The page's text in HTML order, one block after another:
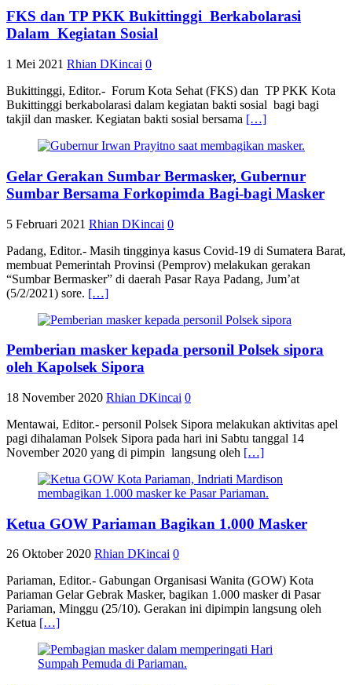
FKS dan TP PKK Bukittinggi Berkabolarasi
Dalam Kegiatan Sosial
1 Mei 2021 Rhian DKincai 0
Bukittinggi, Editor.- Forum Kota Sehat (FKS) dan TP PKK Kota
Bukittinggi berkabolarasi dalam kegiatan bakti sosial bagi bagi
takjil dan masker. Kegiatan bakti sosial bersama […]
Gelar Gerakan Sumbar Bermasker, Gubernur
Sumbar Bersama Forkopimda Bagi-bagi Masker
5 Februari 2021 Rhian DKincai 0
Padang, Editor.- Masih tingginya kasus Covid-19 di Sumatera Barat,
membuat Pemerintah Provinsi (Pemprov) melakukan gerakan
“Sumbar Bermasker” di daerah Pasar Raya Padang, Jum’at
(5/2/2021) sore. […]
Pemberian masker kepada personil Polsek sipora
oleh Kapolsek Sipora
18 November 2020 Rhian DKincai 0
Mentawai, Editor.- personil Polsek Sipora melakukan aktivitas apel
pagi dihalaman Polsek Sipora pada hari ini Sabtu tanggal 14
November 2020 yang di pimpin langsung oleh […]
Ketua GOW Pariaman Bagikan 1.000 Masker
26 Oktober 2020 Rhian DKincai 0
Pariaman, Editor.- Gabungan Organisasi Wanita (GOW) Kota
Pariaman Gelar Gebrak Masker, bagikan 1.000 masker di Pasar
Pariaman, Minggu (25/10). Gerakan ini dipimpin langsung oleh
Ketua […]